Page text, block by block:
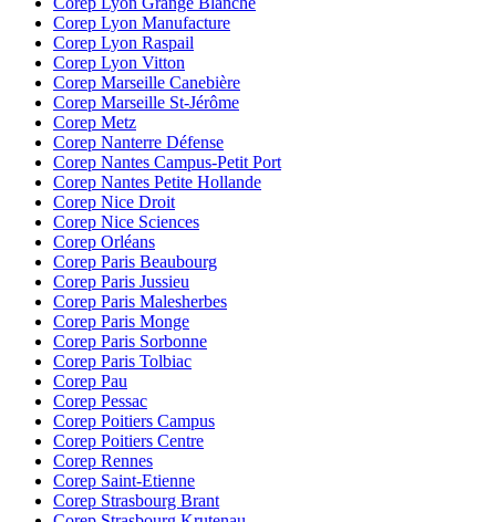
Corep Lyon Manufacture
Corep Lyon Raspail
Corep Lyon Vitton
Corep Marseille Canebière
Corep Marseille St-Jérôme
Corep Metz
Corep Nanterre Défense
Corep Nantes Campus-Petit Port
Corep Nantes Petite Hollande
Corep Nice Droit
Corep Nice Sciences
Corep Orléans
Corep Paris Beaubourg
Corep Paris Jussieu
Corep Paris Malesherbes
Corep Paris Monge
Corep Paris Sorbonne
Corep Paris Tolbiac
Corep Pau
Corep Pessac
Corep Poitiers Campus
Corep Poitiers Centre
Corep Rennes
Corep Saint-Etienne
Corep Strasbourg Brant